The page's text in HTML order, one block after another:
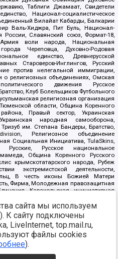
Таблиги Джамаат, Свидетели
Национал-социалистическое
Вилайат Кабарды, Балкарии
Валь-Хиджра, Пит Буль, Национал-
России, Славянский союз, Формат-18,
воли народа, Национальная
Череповца, Духовно-Родовая
единство, Древнерусской
Староверов-Инглингов, Русский
против нелегальной иммиграции,
о религиозных объединениях, Омская
движения Русское
Клуб Болельщиков Футбольного
религиозная организация
области, Община Коренного
Правый сектор, Украинская
народная самооборона,
им. Степана Бандеры, Братство,
Религиозное объединение
Социальная Инициатива, TulaSkins,
Русские, Русское национальное
Община Коренного Русского
крымскотатарского народа, Рубеж
экстремистской деятельности,
В честь иконы Божией Матери
Фирма, Молодежная правозащитная
Каракольская инициативная
Умут, Русская республика Русь,
Нация и свобода, W.H.С., Фалунь
клуб-Новокузнецк/РПК,
с коррупцией, Фонд защиты прав
СССР Прикубанского округа г.
ru/documents/7822/
сайта мы используем
). К сайту подключены
LiveInternet, top.mail.ru,
файлы cookies
).